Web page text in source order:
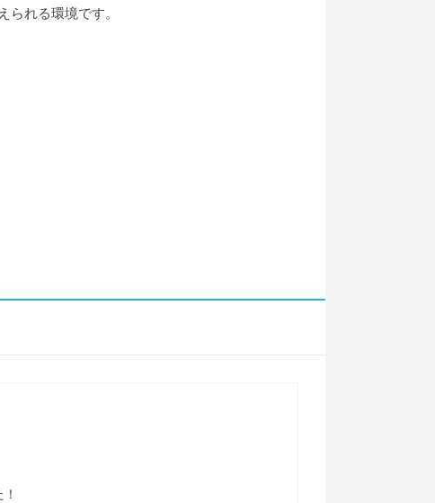
れる環境です。